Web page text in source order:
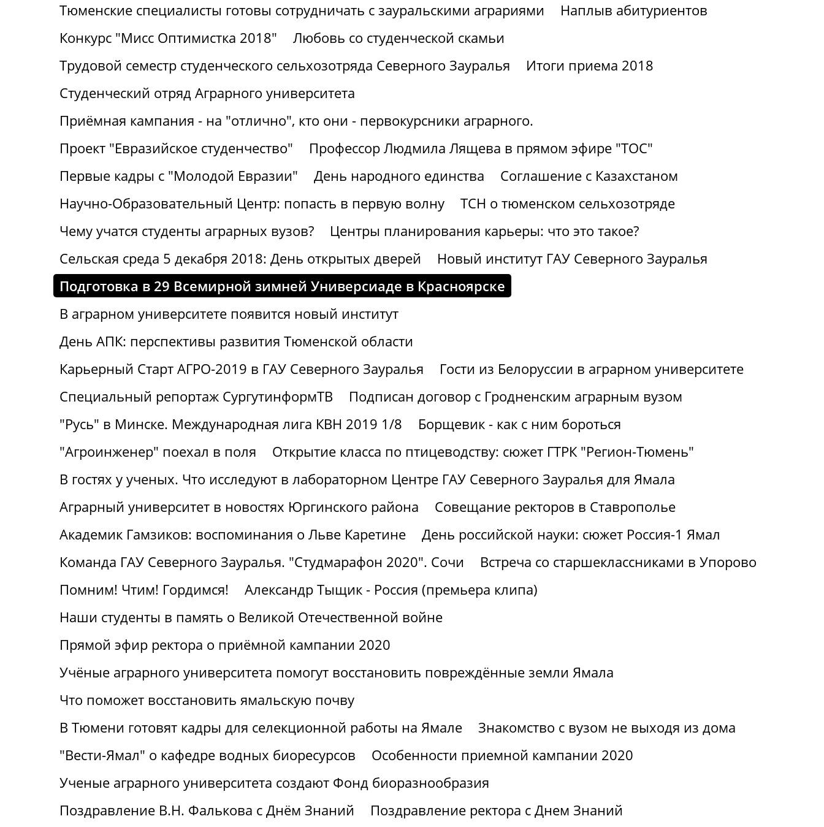
Тюменские специалисты готовы сотрудничать с зауральскими аграриями
Наплыв абитуриентов
Конкурс "Мисс Оптимистка 2018"
Любовь со студенческой скамьи
Трудовой семестр студенческого сельхозотряда Северного Зауралья
Итоги приема 2018
Студенческий отряд Аграрного университета
Приёмная кампания - на "отлично", кто они - первокурсники аграрного.
Проект "Евразийское студенчество"
Профессор Людмила Лящева в прямом эфире "ТОС"
Первые кадры с "Молодой Евразии"
День народного единства
Соглашение с Казахстаном
Научно-Образовательный Центр: попасть в первую волну
ТСН о тюменском сельхозотряде
Чему учатся студенты аграрных вузов?
Центры планирования карьеры: что это такое?
Сельская среда 5 декабря 2018: День открытых дверей
Новый институт ГАУ Северного Зауралья
Подготовка в 29 Всемирной зимней Универсиаде в Красноярске
В аграрном университете появится новый институт
День АПК: перспективы развития Тюменской области
Карьерный Старт АГРО-2019 в ГАУ Северного Зауралья
Гости из Белоруссии в аграрном университете
Специальный репортаж СургутинформТВ
Подписан договор с Гродненским аграрным вузом
"Русь" в Минске. Международная лига КВН 2019 1/8
Борщевик - как с ним бороться
"Агроинженер" поехал в поля
Открытие класса по птицеводству: сюжет ГТРК "Регион-Тюмень"
В гостях у ученых. Что исследуют в лабораторном Центре ГАУ Северного Зауралья для Ямала
Аграрный университет в новостях Юргинского района
Совещание ректоров в Ставрополье
Академик Гамзиков: воспоминания о Льве Каретине
День российской науки: сюжет Россия-1 Ямал
Команда ГАУ Северного Зауралья. "Студмарафон 2020". Сочи
Встреча со старшеклассниками в Упорово
Помним! Чтим! Гордимся!
Александр Тыщик - Россия (премьера клипа)
Наши студенты в память о Великой Отечественной войне
Прямой эфир ректора о приёмной кампании 2020
Учёные аграрного университета помогут восстановить повреждённые земли Ямала
Что поможет восстановить ямальскую почву
В Тюмени готовят кадры для селекционной работы на Ямале
Знакомство с вузом не выходя из дома
"Вести-Ямал" о кафедре водных биоресурсов
Особенности приемной кампании 2020
Ученые аграрного университета создают Фонд биоразнообразия
Поздравление В.Н. Фалькова с Днём Знаний
Поздравление ректора с Днем Знаний